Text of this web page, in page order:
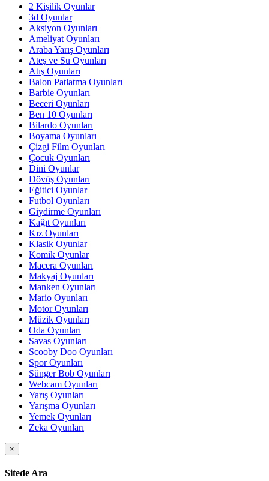
2 Kişilik Oyunlar
3d Oyunlar
Aksiyon Oyunları
Ameliyat Oyunları
Araba Yarış Oyunları
Ateş ve Su Oyunları
Atış Oyunları
Balon Patlatma Oyunları
Barbie Oyunları
Beceri Oyunları
Ben 10 Oyunları
Bilardo Oyunları
Boyama Oyunları
Çizgi Film Oyunları
Çocuk Oyunları
Dini Oyunlar
Dövüş Oyunları
Eğitici Oyunlar
Futbol Oyunları
Giydirme Oyunları
Kağıt Oyunları
Kız Oyunları
Klasik Oyunlar
Komik Oyunlar
Macera Oyunları
Makyaj Oyunları
Manken Oyunları
Mario Oyunları
Motor Oyunları
Müzik Oyunları
Oda Oyunları
Savas Oyunları
Scooby Doo Oyunları
Spor Oyunları
Sünger Bob Oyunları
Webcam Oyunları
Yarış Oyunları
Yarışma Oyunları
Yemek Oyunları
Zeka Oyunları
×
Sitede Ara